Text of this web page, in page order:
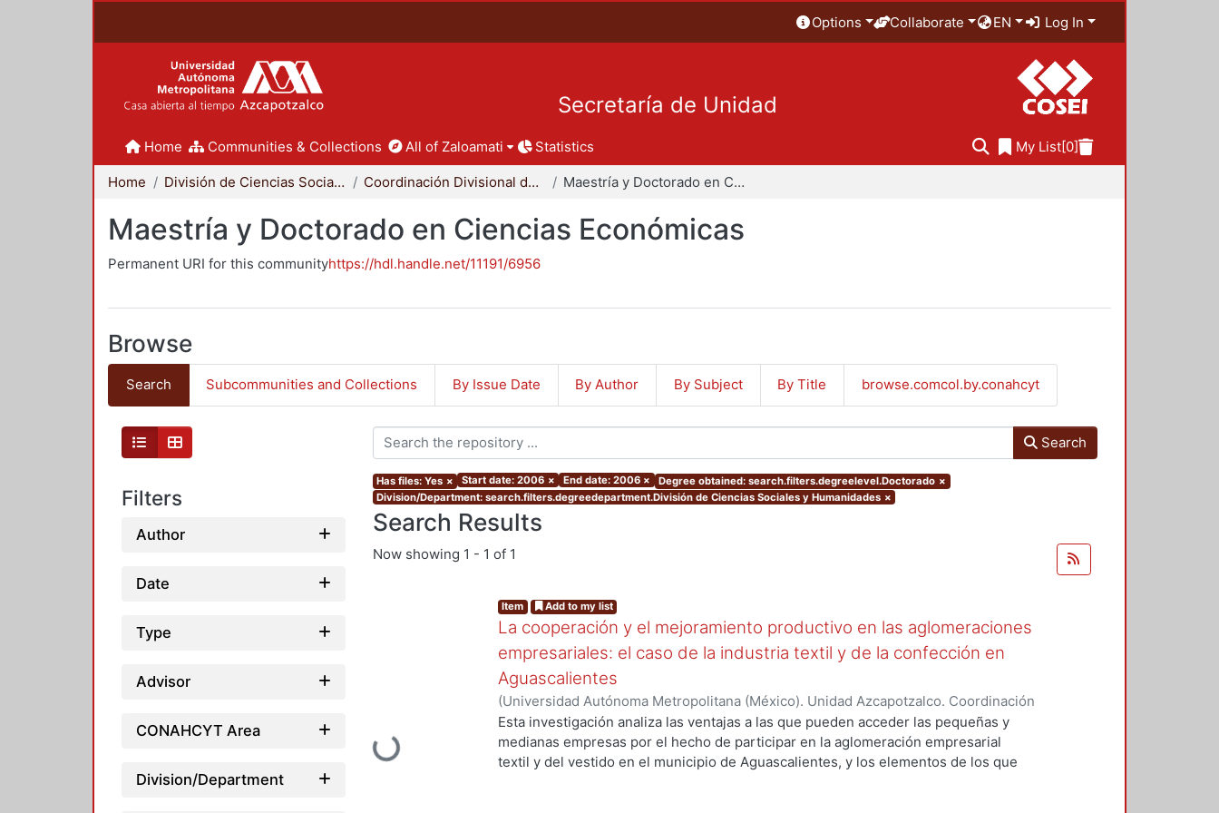
Options Collaborate EN Log In
Secretaría de Unidad
Home Communities & Collections All of Zaloamati Statistics My List[0]
Home División de Ciencias Sociales y Humanidades Coordinación Divisional de Posgrado Maestría y Doctorado en Ciencias Económicas
Maestría y Doctorado en Ciencias Económicas
Permanent URI for this communityhttps://hdl.handle.net/11191/6956
Browse
Search Subcommunities and Collections By Issue Date By Author By Subject By Title browse.comcol.by.conahcyt
Filters
Author
Date
Type
Advisor
CONAHCYT Area
Division/Department
Search
Has files: Yes × Start date: 2006 × End date: 2006 × Degree obtained: search.filters.degreelevel.Doctorado ×
Division/Department: search.filters.degreedepartment.División de Ciencias Sociales y Humanidades ×
Search Results
Now showing 1 - 1 of 1
Loading...
Item Add to my list
La cooperación y el mejoramiento productivo en las aglomeraciones
empresariales: el caso de la industria textil y de la confección en
Aguascalientes
(Universidad Autónoma Metropolitana (México). Unidad Azcapotzalco. Coordinación
de Servicios de Información.,2006-03 ) GARCIA CASTRO, MARIA BEATRIZ
Esta investigación analiza las ventajas a las que pueden acceder las pequeñas y
medianas empresas por el hecho de participar en la aglomeración empresarial
textil y del vestido en el municipio de Aguascalientes, y los elementos de los que